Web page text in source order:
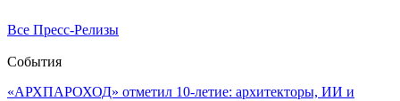
Все Пресс-Релизы
События
«АРХПАРОХОД» отметил 10-летие: архитекторы, ИИ и